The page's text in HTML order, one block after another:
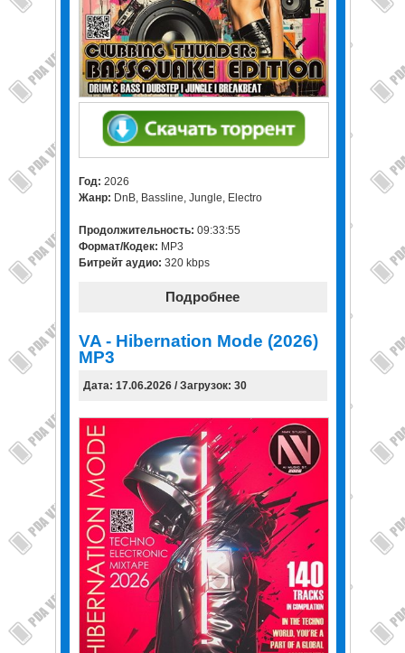
Год: 2026
Жанр: DnB, Bassline, Jungle, Electro
Продолжительность: 09:33:55
Формат/Кодек: MP3
Битрейт аудио: 320 kbps
Подробнее
VA - Hibernation Mode (2026)
MP3
Дата: 17.06.2026 / Загрузок: 30